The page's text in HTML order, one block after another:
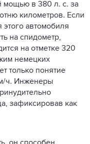
мощью в 380 л. с. за
километров. Если
этого автомобиля
на спидометр,
на отметке 320
немецких
только понятие
ч. Инженеры
зафиксировав как